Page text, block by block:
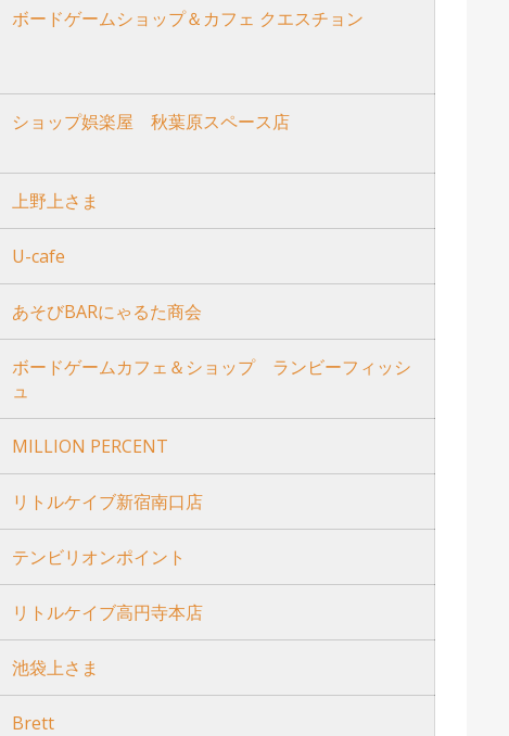
ボードゲームショップ＆カフェ クエスチョン
ショップ娯楽屋 秋葉原スペース店
上野上さま
U-cafe
あそびBARにゃるた商会
ボードゲームカフェ＆ショップ ランビーフィッシ
ュ
MILLION PERCENT
リトルケイブ新宿南口店
テンビリオンポイント
リトルケイブ高円寺本店
池袋上さま
Brett